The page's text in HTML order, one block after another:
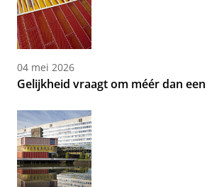
04 mei 2026
Gelijkheid vraagt om méér dan